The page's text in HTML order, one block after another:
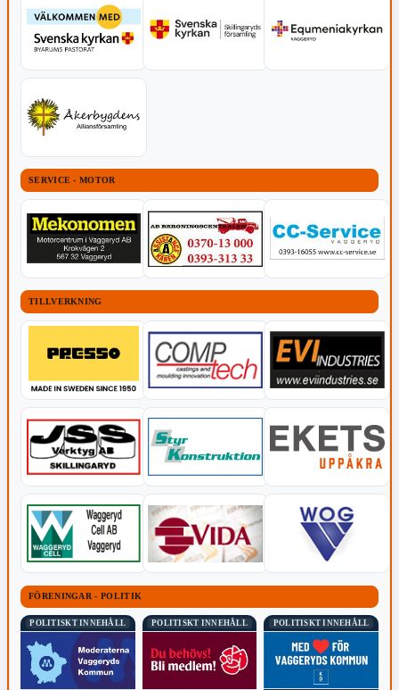
SERVICE - MOTOR
TILLVERKNING
FÖRENINGAR - POLITIK
POLITISKT INNEHÅLL POLITISKT INNEHÅLL POLITISKT INNEHÅLL